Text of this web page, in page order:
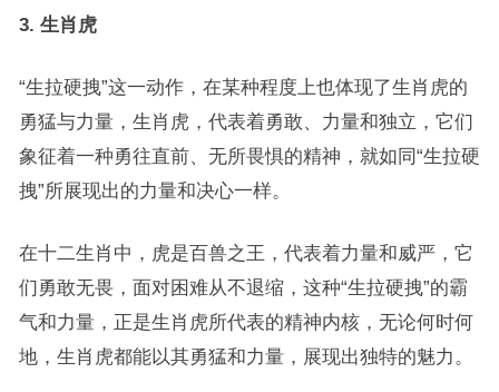
3. 生肖虎
“生拉硬拽”这一动作，在某种程度上也体现了生肖虎的
勇猛与力量，生肖虎，代表着勇敢、力量和独立，它们
象征着一种勇往直前、无所畏惧的精神，就如同“生拉硬
拽”所展现出的力量和决心一样。
在十二生肖中，虎是百兽之王，代表着力量和威严，它
们勇敢无畏，面对困难从不退缩，这种“生拉硬拽”的霸
气和力量，正是生肖虎所代表的精神内核，无论何时何
地，生肖虎都能以其勇猛和力量，展现出独特的魅力。